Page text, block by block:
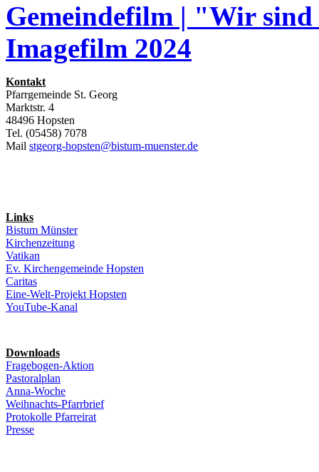
Gemeindefilm | "Wir
Imagefilm 2024
Kontakt
Pfarrgemeinde St. Georg
Marktstr. 4
48496 Hopsten
Tel. (05458) 7078
Mail stgeorg-hopsten@bistum-muenster.de
Links
Bistum Münster
Kirchenzeitung
Vatikan
Ev. Kirchengemeinde Hopsten
Caritas
Eine-Welt-Projekt Hopsten
YouTube-Kanal
Downloads
Fragebogen-Aktion
Pastoralplan
Anna-Woche
Weihnachts-Pfarrbrief
Protokolle Pfarreirat
Presse